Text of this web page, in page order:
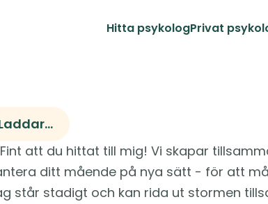
Hitta psykologPrivat
att du hittat till mig! Vi skapar
ditt mående på nya sätt - för att
står stadigt och kan rida ut stormen